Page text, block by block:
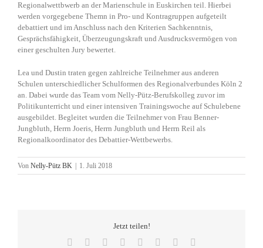
Regionalwettbwerb an der Marienschule in Euskirchen teil. Hierbei
werden vorgegebene Themn in Pro- und Kontragruppen aufgeteilt
debattiert und im Anschluss nach den Kriterien Sachkenntnis,
Gesprächsfähigkeit, Überzeugungskraft und Ausdrucksvermögen von
einer geschulten Jury bewertet.
Lea und Dustin traten gegen zahlreiche Teilnehmer aus anderen
Schulen unterschiedlicher Schulformen des Regionalverbundes Köln 2
an. Dabei wurde das Team vom Nelly-Pütz-Berufskolleg zuvor im
Politikunterricht und einer intensiven Trainingswoche auf Schulebene
ausgebildet. Begleitet wurden die Teilnehmer von Frau Benner-
Jungbluth, Herrn Joeris, Herrn Jungbluth und Herrn Reil als
Regionalkoordinator des Debattier-Wettbewerbs.
Von Nelly-Pütz BK 1. Juli 2018
Jetzt teilen!
Facebook Reddit LinkedIn
TumblrPinterest